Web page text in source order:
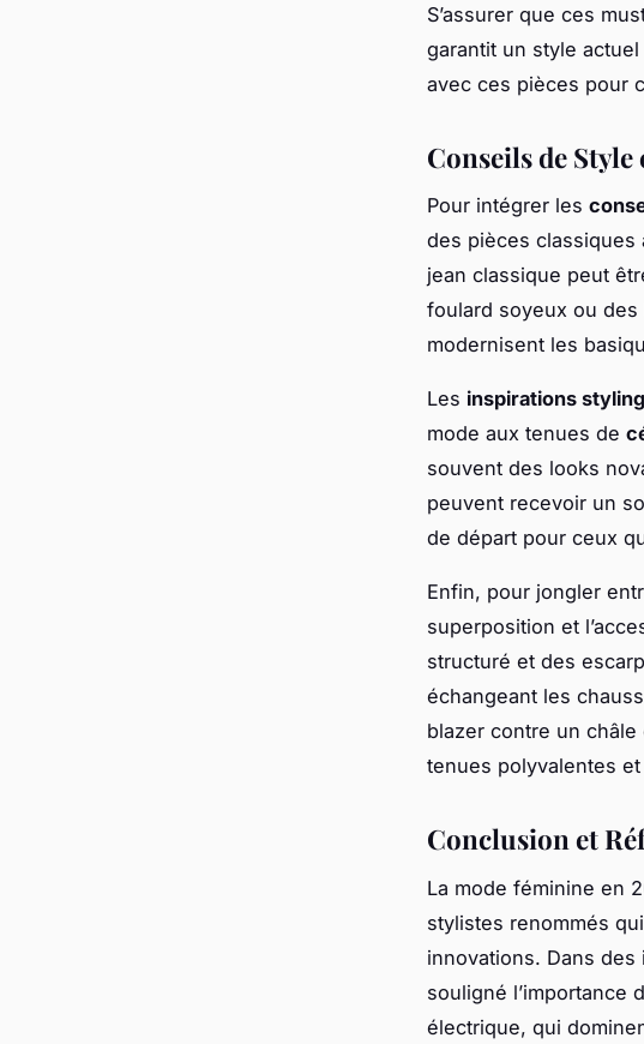
S’assurer que ces
garantit un style
avec ces pièces pour
Conseils de
Pour intégrer les
des pièces classiques
jean classique peut
foulard soyeux ou des
modernisent les
Les inspirations styling
mode aux tenues de
souvent des looks
peuvent recevoir un
de départ pour ceux
Enfin, pour jongler
superposition et
structuré et des
échangeant les
blazer contre un
tenues polyvalentes
Conclusion et
La mode féminine en
stylistes renommés
innovations. Dans
souligné l’importance
électrique, qui